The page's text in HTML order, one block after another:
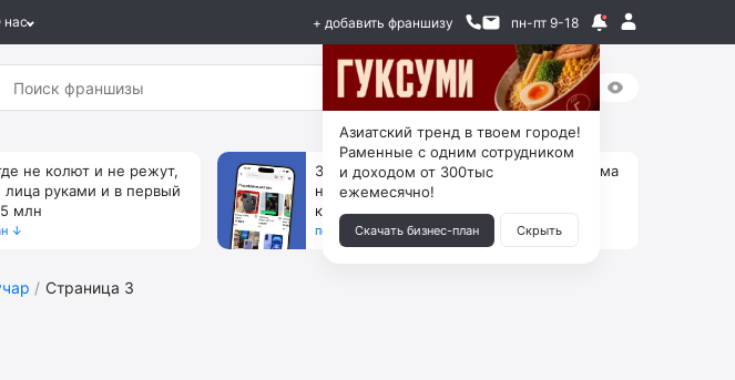
нас + добавить франшизу пн-пт 9-18
не колют и не режут,
руками и в первый
млн
↓
За 90 тыс. открой магазин на Авито, дома
ни коробок, ни товара, ни склада, зато
каждый месяц +125 тыс. чистыми
получить бизнес-план ↓
Страница 3
Азиатский тренд в твоем городе!
Раменные с одним сотрудником
и доходом от 300тыс
ежемесячно!
Скачать бизнес-план Скрыть